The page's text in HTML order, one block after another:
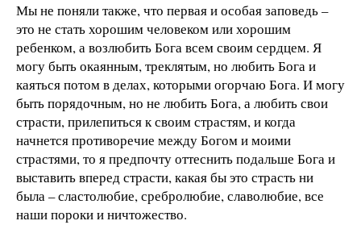
Мы не поняли также, что первая и особая заповедь –
это не стать хорошим человеком или хорошим
ребенком, а возлюбить Бога всем своим сердцем. Я
могу быть окаянным, треклятым, но любить Бога и
каяться потом в делах, которыми огорчаю Бога. И могу
быть порядочным, но не любить Бога, а любить свои
страсти, прилепиться к своим страстям, и когда
начнется противоречие между Богом и моими
страстями, то я предпочту оттеснить подальше Бога и
выставить вперед страсти, какая бы это страсть ни
была – сластолюбие, сребролюбие, славолюбие, все
наши пороки и ничтожество.